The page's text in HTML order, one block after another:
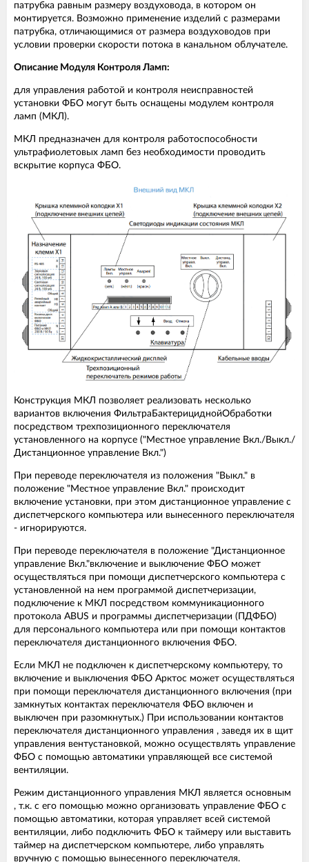
патрубка равным размеру воздуховода, в котором он
монтируется. Возможно применение изделий с размерами
патрубка, отличающимися от размера воздуховодов при
условии проверки скорости потока в канальном облучателе.
Описание Модуля Контроля Ламп:
для управления работой и контроля неисправностей
установки ФБО могут быть оснащены модулем контроля
ламп (МКЛ).
МКЛ предназначен для контроля работоспособности
ультрафиолетовых ламп без необходимости проводить
вскрытие корпуса ФБО.
Конструкция МКЛ позволяет реализовать несколько
вариантов включения ФильтраБактерициднойОбработки
посредством трехпозиционного переключателя
установленного на корпусе ("Местное управление Вкл./Выкл./
Дистанционное управление Вкл.")
При переводе переключателя из положения "Выкл." в
положение "Местное управление Вкл." происходит
включение установки, при этом дистанционное управление с
диспетчерского компьютера или вынесенного переключателя
- игнорируются.
При переводе переключателя в положение "Дистанционное
управление Вкл."включение и выключение ФБО может
осуществляться при помощи диспетчерского компьютера с
установленной на нем программой диспетчеризации,
подключение к МКЛ посредством коммуникационного
протокола ABUS и программы диспетчеризации (ПДФБО)
для персонального компьютера или при помощи контактов
переключателя дистанционного включения ФБО.
Если МКЛ не подключен к диспетчерскому компьютеру, то
включение и выключения ФБО Арктос может осуществляться
при помощи переключателя дистанционного включения (при
замкнутых контактах переключателя ФБО включен и
выключен при разомкнутых.) При использовании контактов
переключателя дистанционного управления , заведя их в щит
управления вентустановкой, можно осуществлять управление
ФБО с помощью автоматики управляющей все системой
вентиляции.
Режим дистанционного управления МКЛ является основным
, т.к. с его помощью можно организовать управление ФБО с
помощью автоматики, которая управляет всей системой
вентиляции, либо подключить ФБО к таймеру или выставить
таймер на диспетчерском компьютере, либо управлять
вручную с помощью вынесенного переключателя.